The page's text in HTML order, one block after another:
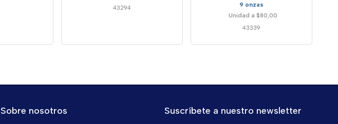
43294
9 onzas
Unidad a $80,00
43339
Sobre nosotros Suscríbete a nuestro newsletter